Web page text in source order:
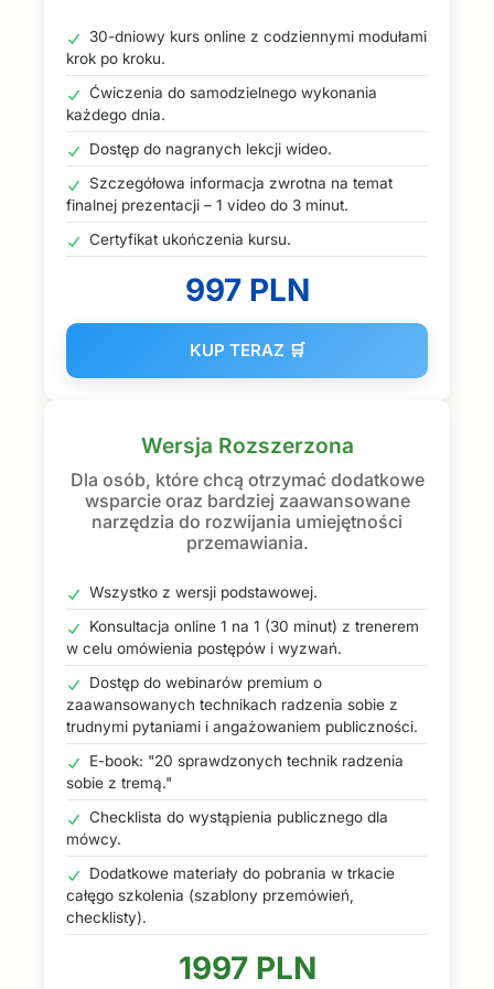
30-dniowy kurs online z codziennymi modułami
krok po kroku.
Ćwiczenia do samodzielnego wykonania
każdego dnia.
Dostęp do nagranych lekcji wideo.
Szczegółowa informacja zwrotna na temat
finalnej prezentacji – 1 video do 3 minut.
Certyfikat ukończenia kursu.
997 PLN
KUP TERAZ 🛒
Wersja Rozszerzona
Dla osób, które chcą otrzymać dodatkowe
wsparcie oraz bardziej zaawansowane
narzędzia do rozwijania umiejętności
przemawiania.
Wszystko z wersji podstawowej.
Konsultacja online 1 na 1 (30 minut) z trenerem
w celu omówienia postępów i wyzwań.
Dostęp do webinarów premium o
zaawansowanych technikach radzenia sobie z
trudnymi pytaniami i angażowaniem publiczności.
E-book: "20 sprawdzonych technik radzenia
sobie z tremą."
Checklista do wystąpienia publicznego dla
mówcy.
Dodatkowe materiały do pobrania w trkacie
całęgo szkolenia (szablony przemówień,
checklisty).
1997 PLN